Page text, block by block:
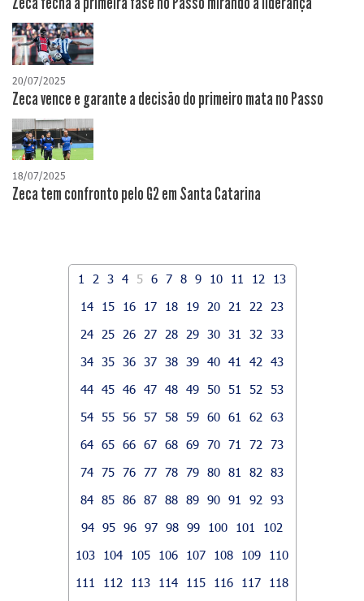
20/07/2025
Zeca vence e garante a decisão do primeiro mata no Passo
18/07/2025
Zeca tem confronto pelo G2 em Santa Catarina
1 2 3 4 5 6 7 8 9 10 11 12
13
14
15 16 17 18 19 20 21 22
23
24
25 26 27 28 29 30 31 32
33
34 35 36 37 38 39 40 41 42
43
44 45 46 47 48 49 50 51 52
53
54 55 56 57 58 59 60 61 62
63
64 65 66 67 68 69 70 71 72
73
74 75 76 77 78 79 80 81 82
83
84 85 86 87 88 89 90 91 92
93
94 95 96 97 98 99 100 101
102
103
104 105 106 107 108 109
110
111
112 113 114 115 116 117
118